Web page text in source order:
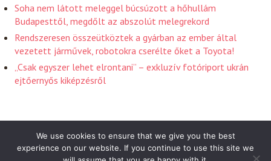
Soha nem látott meleggel búcsúzott a hőhullám
Budapesttől, megdőlt az abszolút melegrekord
Rendszeresen összeütköztek a gyárban az ember által
vezetett járművek, robotokra cserélte őket a Toyota!
„Csak egyszer lehet elrontani” – exkluzív fotóriport ukrán
ejtőernyős kiképzésről
We use cookies to ensure that we give you the best
experience on our website. If you continue to use this site we